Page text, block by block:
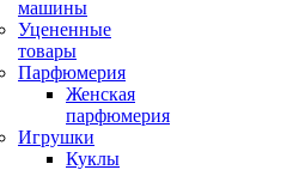
машины
Уцененные
товары
Парфюмерия
Женская
парфюмерия
Игрушки
Куклы